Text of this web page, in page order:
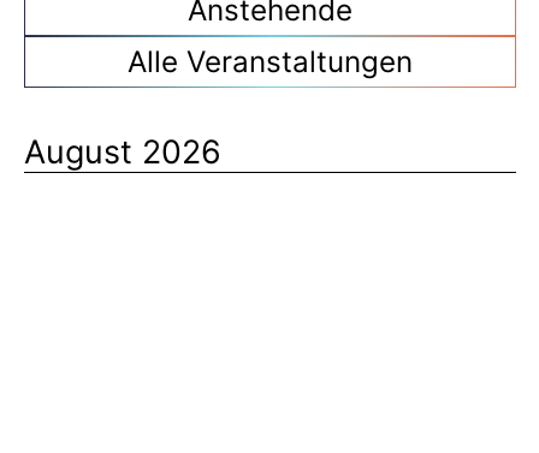
Anstehende
Alle Veranstaltungen
August 2026